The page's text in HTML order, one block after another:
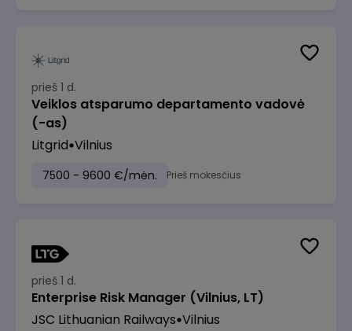
prieš 1 d.
Veiklos atsparumo departamento vadovė
(-as)
Litgrid Vilnius
7500 - 9600 €/mėn. Prieš mokesčius
prieš 1 d.
Enterprise Risk Manager (Vilnius, LT)
JSC Lithuanian Railways Vilnius